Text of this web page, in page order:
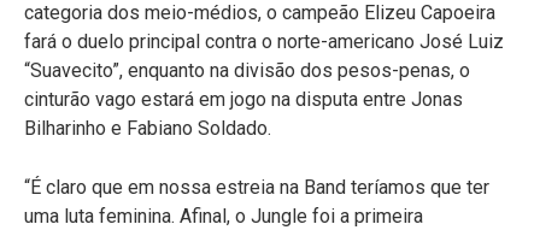
categoria dos meio-médios, o campeão Elizeu Capoeira
fará o duelo principal contra o norte-americano José Luiz
“Suavecito”, enquanto na divisão dos pesos-penas, o
cinturão vago estará em jogo na disputa entre Jonas
Bilharinho e Fabiano Soldado.
“É claro que em nossa estreia na Band teríamos que ter
uma luta feminina. Afinal, o Jungle foi a primeira